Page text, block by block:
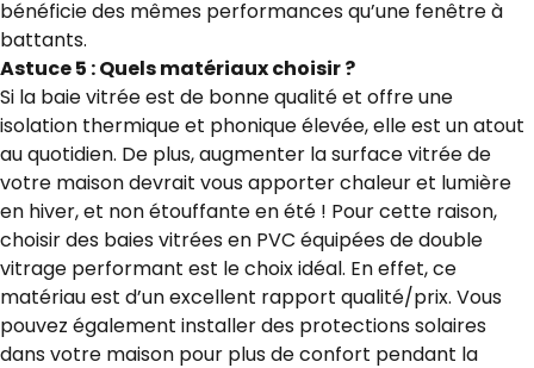
bénéficie des mêmes performances qu’une fenêtre à
battants.
Astuce 5 : Quels matériaux choisir ?
Si la baie vitrée est de bonne qualité et offre une
isolation thermique et phonique élevée, elle est un atout
au quotidien. De plus, augmenter la surface vitrée de
votre maison devrait vous apporter chaleur et lumière
en hiver, et non étouffante en été ! Pour cette raison,
choisir des baies vitrées en PVC équipées de double
vitrage performant est le choix idéal. En effet, ce
matériau est d’un excellent rapport qualité/prix. Vous
pouvez également installer des protections solaires
dans votre maison pour plus de confort pendant la